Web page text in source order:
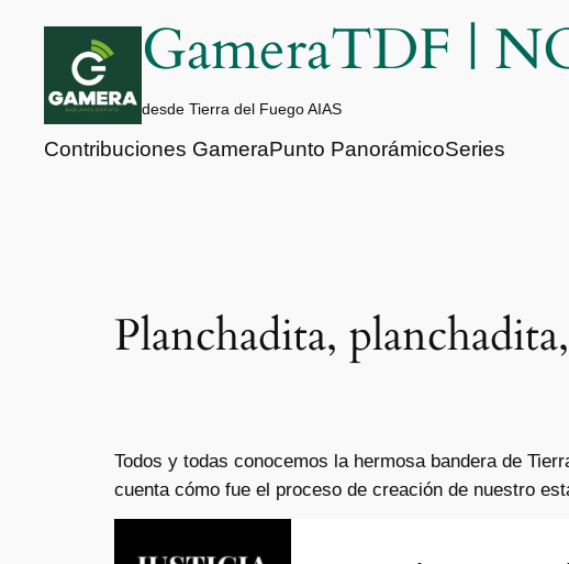
contenido
GameraTDF |
desde Tierra del Fuego AIAS
Contribuciones GameraPunto PanorámicoSeries
Planchadita,
Todos y todas conocemos la hermosa bandera de
cuenta cómo fue el proceso de creación de nuestro